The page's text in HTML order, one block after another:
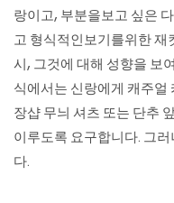
랑이고, 부분을보고 싶은
고 형식적인보기를위한 재
시, 그것에 대해 성향을 보
식에서는 신랑에게 캐주얼
장샵 무늬 셔츠 또는 단추
이루도록 요구합니다. 그
다.